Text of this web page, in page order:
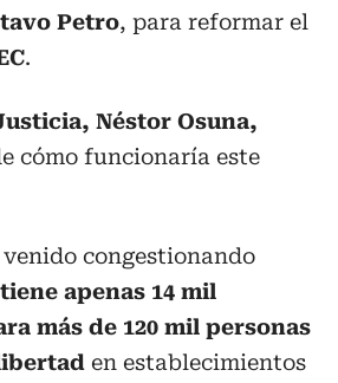
Petro, para reformar el
.
Néstor Osuna,
cómo funcionaría este
venido congestionando
tiene apenas 14 mil
más de 120 mil personas
en establecimientos